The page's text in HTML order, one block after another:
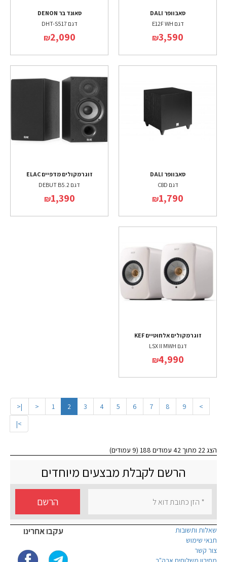
סאבוופר DALI
דגם E12F WH
₪3,590
סאונד בר DENON
דגם DHT-S517
₪2,090
סאבוופר DALI
דגם C8D
₪1,790
זוג רמקולים מדפיים ELAC
דגם DEBUT B5.2
₪1,390
זוג רמקולים אלחוטיים KEF
דגם LSX II MWH
₪4,990
|< < 1 2 3 4 5 6 7 8 9
>
>|
הצג 22 מתוך 42 עמודים 188 (9 עמודים)
הרשם לקבלת מבצעים מיוחדים
הרשם
עקבו אחרינו
שאלות ותשובות
תנאי שימוש
צור קשר